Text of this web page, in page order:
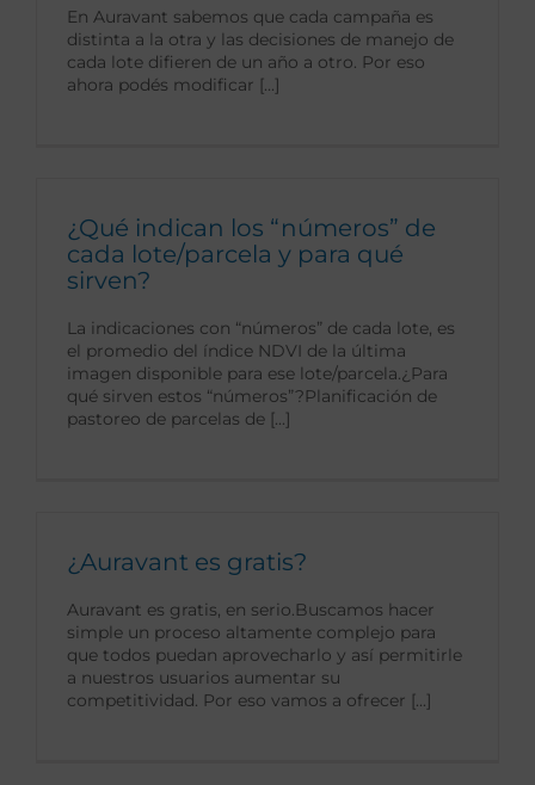
En Auravant sabemos que cada campaña es
distinta a la otra y las decisiones de manejo de
cada lote difieren de un año a otro. Por eso
ahora podés modificar [...]
¿Qué indican los “números” de
cada lote/parcela y para qué
sirven?
La indicaciones con “números” de cada lote, es
el promedio del índice NDVI de la última
imagen disponible para ese lote/parcela.¿Para
qué sirven estos “números”?Planificación de
pastoreo de parcelas de [...]
¿Auravant es gratis?
Auravant es gratis, en serio.Buscamos hacer
simple un proceso altamente complejo para
que todos puedan aprovecharlo y así permitirle
a nuestros usuarios aumentar su
competitividad. Por eso vamos a ofrecer [...]